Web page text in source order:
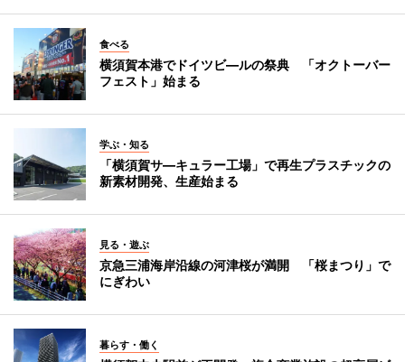
食べる
横須賀本港でドイツビ―ルの祭典 「オクトーバー
フェスト」始まる
学ぶ・知る
「横須賀サ―キュラー工場」で再生プラスチックの
新素材開発、生産始まる
見る・遊ぶ
京急三浦海岸沿線の河津桜が満開 「桜まつり」で
にぎわい
暮らす・働く